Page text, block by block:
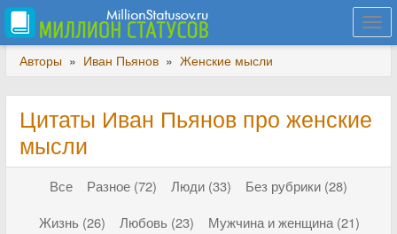
Авторы » Иван Пьянов » Женские мысли
Цитаты Иван Пьянов про женские
мысли
Все Разное (72) Люди (33)
Без рубрики (28)
Жизнь (26)
Любовь (23)
Мужчина и женщина (21)